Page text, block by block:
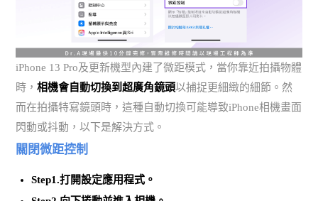
iPhone 13 Pro及更新機型內建了微距模式，當你靠近拍攝物體
時，相機會自動切換到超廣角鏡頭以捕捉更細緻的細節。然
而在拍攝特寫鏡頭時，這種自動切換可能導致iPhone相機畫面
閃動或抖動，以下是解決方式。
關閉微距控制
Step1.打開設定應用程式。